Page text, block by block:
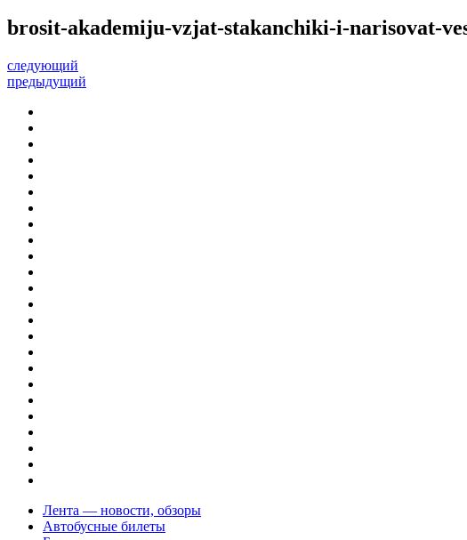
brosit-akademiju-vzjat-stakanchiki-i-narisovat-
следующий
предыдущий
Лента — новости, обзоры
Автобусные билеты